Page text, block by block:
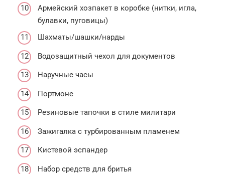
Армейский хозпакет в коробке (нитки, игла,
булавки, пуговицы)
Шахматы/шашки/нарды
Водозащитный чехол для документов
Наручные часы
Портмоне
Резиновые тапочки в стиле милитари
Зажигалка с турбированным пламенем
Кистевой эспандер
Набор средств для бритья